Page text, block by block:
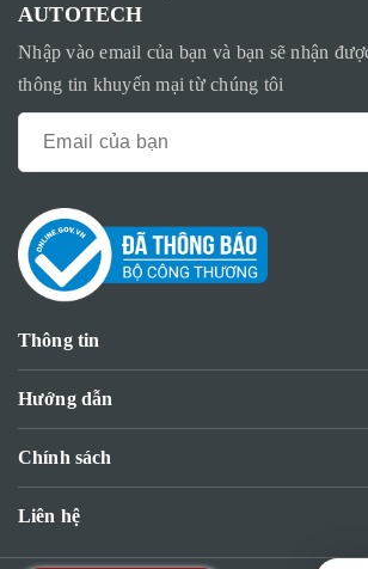
AUTOTECH
Nhập vào email của bạn và bạn sẽ nhận
thông tin khuyến mại từ chúng tôi
Thông tin
Hướng dẫn
Chính sách
Liên hệ